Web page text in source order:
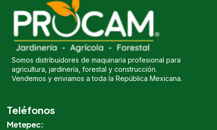
Somos distribuidores de maquinaria profesional para
agricultura, jardinería, forestal y construcción.
Vendemos y enviamos a toda la República Mexicana.
Teléfonos
Metepec: